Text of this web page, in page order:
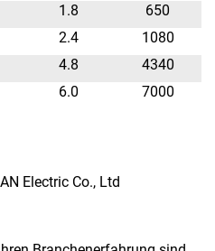
1.8
650
2.4
1080
4.8
4340
6.0 7000
Electric Co., Ltd